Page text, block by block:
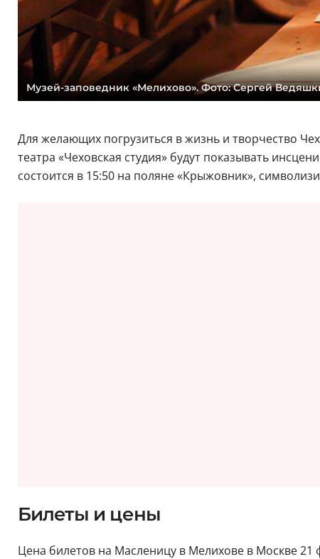
Музей-заповедник «Мелихово». Фото: Сергей
Для желающих погрузиться в жизнь и творчество
театра «Чеховская студия» будут показывать
состоится в 15:50 на поляне «Крыжовник»,
Билеты и цены
Цена билетов на Масленицу в Мелихове в Москве 21